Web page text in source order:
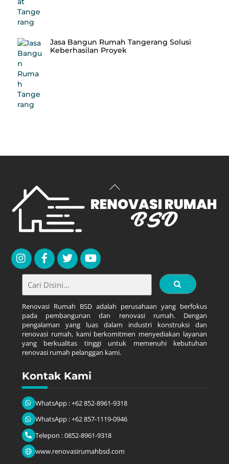
Jasa Bangun Rumah Tangerang Solusi
Keberhasilan Proyek
Back
Top
Renovasi Rumah BSD adalah perusahaan yang berfokus
pada pembangunan dan renovasi rumah. Dengan
pengalaman yang luas dalam industri konstruksi dan
renovasi rumah, kami berkomitmen menyediakan layanan
yang berkualitas tinggi untuk memenuhi kebutuhan
renovasi rumah pelanggan kami.
Kontak Kami
WhatsApp : +62 852-8961-9318
WhatsApp : +62 857-1119-0946
Telepon : 0852-8961-9318
www.renovasirumahbsd.com